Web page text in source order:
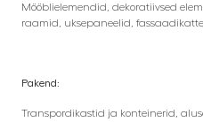
Mööblielemendid, dekoratiivsed
raamid, uksepaneelid,
Pakend:
Transpordikastid ja konteinerid,